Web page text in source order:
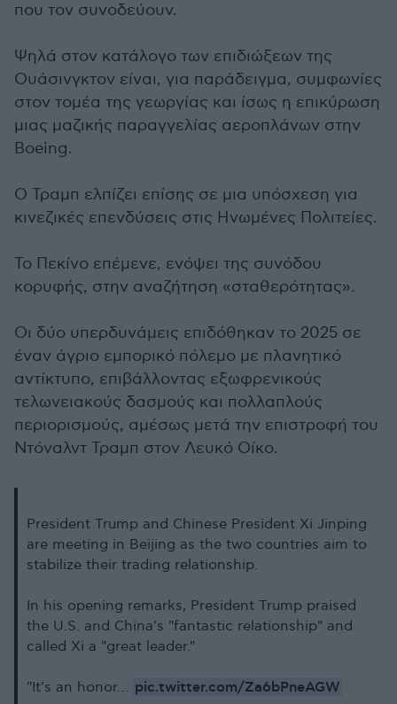
που τον συνοδεύουν.
Ψηλά στον κατάλογο των επιδιώξεων της
Ουάσινγκτον είναι, για παράδειγμα, συμφωνίες
στον τομέα της γεωργίας και ίσως η επικύρωση
μιας μαζικής παραγγελίας αεροπλάνων στην
Boeing.
Ο Τραμπ ελπίζει επίσης σε μια υπόσχεση για
κινεζικές επενδύσεις στις Ηνωμένες Πολιτείες.
Το Πεκίνο επέμενε, ενόψει της συνόδου
κορυφής, στην αναζήτηση «σταθερότητας».
Οι δύο υπερδυνάμεις επιδόθηκαν το 2025 σε
έναν άγριο εμπορικό πόλεμο με πλανητικό
αντίκτυπο, επιβάλλοντας εξωφρενικούς
τελωνειακούς δασμούς και πολλαπλούς
περιορισμούς, αμέσως μετά την επιστροφή του
Ντόναλντ Τραμπ στον Λευκό Οίκο.
President Trump and Chinese President Xi Jinping
are meeting in Beijing as the two countries aim to
stabilize their trading relationship.
In his opening remarks, President Trump praised
the U.S. and China's "fantastic relationship" and
called Xi a "great leader."
"It's an honor… pic.twitter.com/Za6bPneAGW